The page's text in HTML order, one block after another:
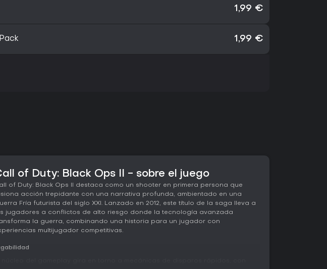
1,99 €
1,99 €
of Duty: Black Ops II - sobre el juego
of Duty: Black Ops II destaca como un shooter en primera persona que
acción trepidante con una narrativa profunda, ambientado en una
Fría futurista del siglo XXI. Lanzado en 2012, este título de la saga lleva a
jugadores a conflictos de alto riesgo donde la tecnología avanzada
la guerra, combinando una historia para un jugador con
multijugador competitivas.